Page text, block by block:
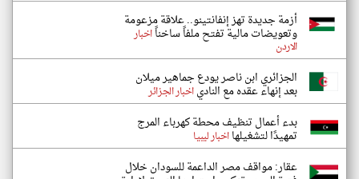
أزمة جديدة تهز إنفانتينو.. علاقة مزعومة
وتعويضات مالية تفتح ملفاً ساخناًاخبار
الاردن
الجزائري ابن ناصر يودع جماهير ميلان
بعد إنهاء عقده مع النادياخبار الجزائر
بدء أعمال تنظيف محطة كهرباء المرج
تمهيدًا لتشغيلهااخبار ليبيا
عقار: مواقف مصر الداعمة للسودان خلال